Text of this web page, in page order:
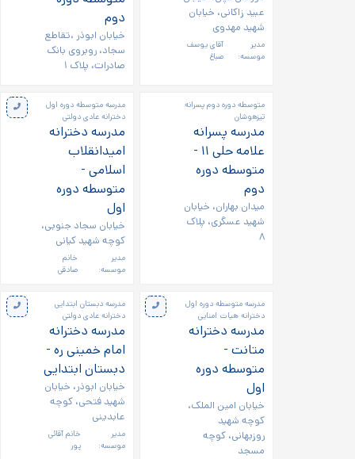
عبید زاکانی، خیابان
شهید مهدوی
مدیر
موسسه:
آقای یوسف
صباغ
دوم
خیابان ابوذر ،تقاطع
سجاد، روبروی بانک
صادرات، پلاک ۱
متوسطه دوره دوم پسرانه
تیزهوشان
مدرسه پسرانه
علامه حلی ۱۱ -
متوسطه دوره
دوم
میدان بهاران، خیابان
شهید عسگری، پلاک
۸
مدرسه متوسطه دوره اول
دخترانه عادی دولتی
مدرسه دخترانه
امیدانقلاب
اسلامی -
متوسطه دوره
اول
خیابان سجاد جنوبی،
کوچه شهید کیانی
مدیر
موسسه:
خانم
صادقی
مدرسه متوسطه دوره اول
دخترانه هیات امنایی
مدرسه دخترانه
متانت -
متوسطه دوره
اول
خیابان امین الملک،
کوچه شهید
روزبهانی، کوچه
مسجد
مدرسه دبستان ابتدایی
دخترانه عادی دولتی
مدرسه دخترانه
امام خمینی ره -
دبستان ابتدایی
خیابان ابوذر، خیابان
شهید فتحی، کوچه
عابدینی
مدیر
موسسه:
خانم آقائی
پور